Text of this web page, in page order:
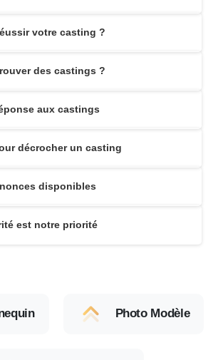
votre casting ?
des castings ?
aux castings
décrocher un casting
disponibles
est notre priorité
Photo Modèle